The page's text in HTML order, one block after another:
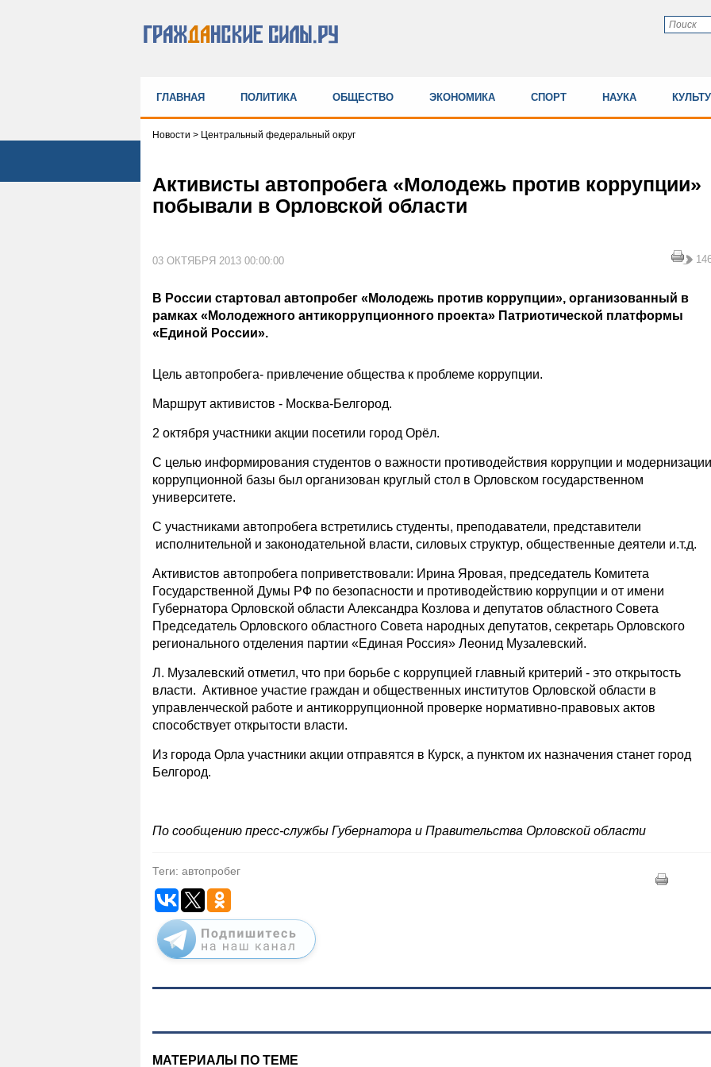
ГЛАВНАЯ ПОЛИТИКА ОБЩЕСТВО ЭКОНОМИКА СПОРТ НАУКА
Новости > Центральный федеральный округ
Активисты автопробега «Молодежь против коррупции»
побывали в Орловской области
03 ОКТЯБРЯ 2013 00:00:00
В России стартовал автопробег «Молодежь против коррупции», организованный в
рамках «Молодежного антикоррупционного проекта» Патриотической платформы
«Единой России».
Цель автопробега- привлечение общества к проблеме коррупции.
Маршрут активистов - Москва-Белгород.
2 октября участники акции посетили город Орёл.
С целью информирования студентов о важности противодействия коррупции и модернизации
коррупционной базы был организован круглый стол в Орловском государственном
университете.
С участниками автопробега встретились студенты, преподаватели, представители
исполнительной и законодательной власти, силовых структур, общественные деятели и.т.д.
Активистов автопробега поприветствовали: Ирина Яровая, председатель Комитета
Государственной Думы РФ по безопасности и противодействию коррупции и от имени
Губернатора Орловской области Александра Козлова и депутатов областного Совета
Председатель Орловского областного Совета народных депутатов, секретарь Орловского
регионального отделения партии «Единая Россия» Леонид Музалевский.
Л. Музалевский отметил, что при борьбе с коррупцией главный критерий - это открытость
власти. Активное участие граждан и общественных институтов Орловской области в
управленческой работе и антикоррупционной проверке нормативно-правовых актов
способствует открытости власти.
Из города Орла участники акции отправятся в Курск, а пунктом их назначения станет город
Белгород.
По сообщению пресс-службы Губернатора и Правительства Орловской области
Теги: автопробег
МАТЕРИАЛЫ ПО ТЕМЕ